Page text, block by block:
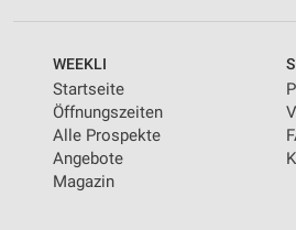
WEEKLI
Startseite
Öffnungszeiten
Alle Prospekte
Angebote
Magazin